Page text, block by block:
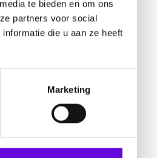
te bieden en om ons
partners voor social
die u aan ze heeft
Marketing